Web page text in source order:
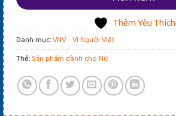
Thêm Yêu Thích
Danh mục:VNV - Vì Người Việt
Thẻ:Sản phẩm dành cho Nữ